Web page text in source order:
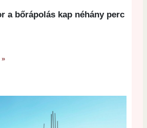
a bőrápolás kap néhány perc